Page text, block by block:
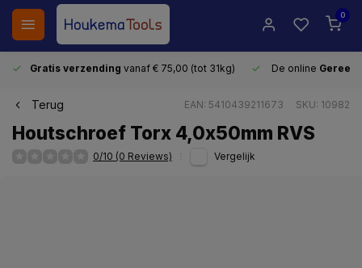
0
Gratis verzending vanaf € 75,00 (tot 31kg) De online
Terug EAN: 5410439211673 SKU: 10982
Houtschroef Torx 4,0x50mm RVS
0/10 (0 Reviews) Vergelijk